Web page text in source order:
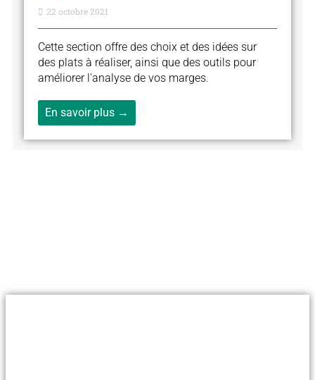
22 octobre 2021
Cette section offre des choix et des idées sur
des plats à réaliser, ainsi que des outils pour
améliorer l'analyse de vos marges.
En savoir plus →